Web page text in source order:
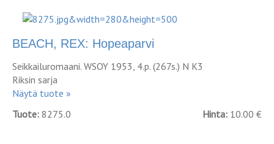
BEACH, REX: Hopeaparvi
Seikkailuromaani. WSOY 1953, 4.p. (267s.) N K3
Riksin sarja
Näytä tuote »
Tuote: 8275.0 Hinta: 10.00 €